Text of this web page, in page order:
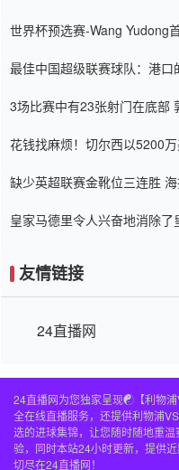
世界杯预选赛-Wang Yudong
最佳中国超级联赛球队：港口
3场比赛中有23张射门在底部
花钱找麻烦！切尔西以5200
缺少英超联赛金靴位三连胜
皇家马德里令人兴奋地消除了
友情链接
24直播网
24直播网为您独家呈现☯️【利物
全在线直播服务，还提供利物浦
选的进球集锦，让您随时随地重
验，同时本站24小时更新，提供
切尽在24直播网！